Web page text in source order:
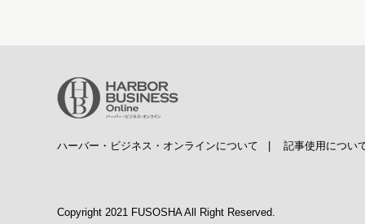
ハーバー・ビジネス・オンラインについて | 記事使用につい
Copyright 2021 FUSOSHA All Right Reserved.